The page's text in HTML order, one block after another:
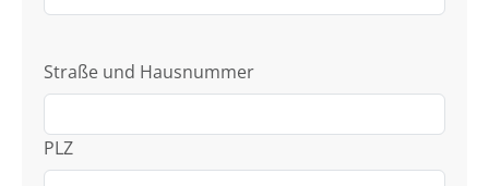
Straße und Hausnummer
PLZ